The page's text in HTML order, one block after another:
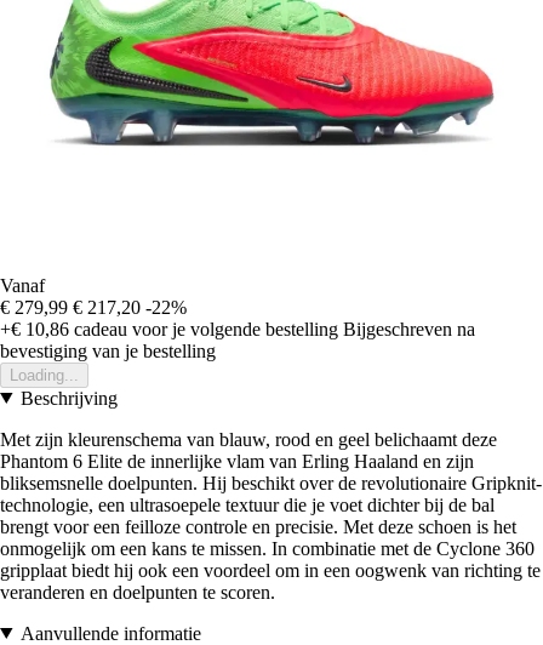
Vanaf
€ 279,99 € 217,20 -22%
+€ 10,86 cadeau voor je volgende bestelling Bijgeschreven na
bevestiging van je bestelling
Loading...
Beschrijving
Met zijn kleurenschema van blauw, rood en geel belichaamt deze
Phantom 6 Elite de innerlijke vlam van Erling Haaland en zijn
bliksemsnelle doelpunten. Hij beschikt over de revolutionaire Gripknit-
technologie, een ultrasoepele textuur die je voet dichter bij de bal
brengt voor een feilloze controle en precisie. Met deze schoen is het
onmogelijk om een kans te missen. In combinatie met de Cyclone 360
gripplaat biedt hij ook een voordeel om in een oogwenk van richting te
veranderen en doelpunten te scoren.
Aanvullende informatie